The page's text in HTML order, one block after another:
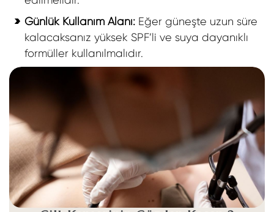
Günlük Kullanım Alanı: Eğer güneşte uzun süre
kalacaksanız yüksek SPF’li ve suya dayanıklı
formüller kullanılmalıdır.